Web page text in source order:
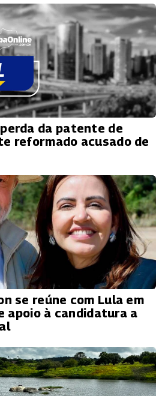
da patente de
reformado acusado de
se reúne com Lula em
apoio à candidatura a